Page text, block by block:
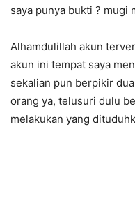
saya punya bukti ? mugi
Alhamdulillah akun
akun ini tempat saya
sekalian pun berpikir
orang ya, telusuri dulu
melakukan yang